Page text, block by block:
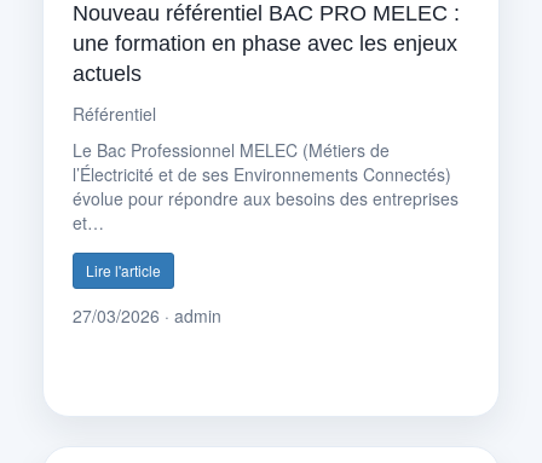
Nouveau référentiel BAC PRO MELEC :
une formation en phase avec les enjeux
actuels
Référentiel
Le Bac Professionnel MELEC (Métiers de
l’Électricité et de ses Environnements Connectés)
évolue pour répondre aux besoins des entreprises
et…
Lire l'article
27/03/2026 · admin